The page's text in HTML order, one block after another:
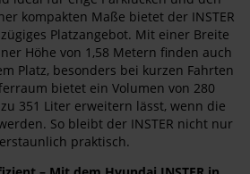
kompakten Maße bietet der INSTER
Platzangebot. Mit einer Breite
Höhe von 1,58 Metern finden auch
Platz, besonders bei kurzen Fahrten
bietet ein Volumen von 280
351 Liter erweitern lässt, wenn die
So bleibt der INSTER nicht nur
praktisch.